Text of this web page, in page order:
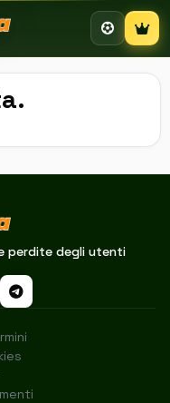
perdite degli utenti